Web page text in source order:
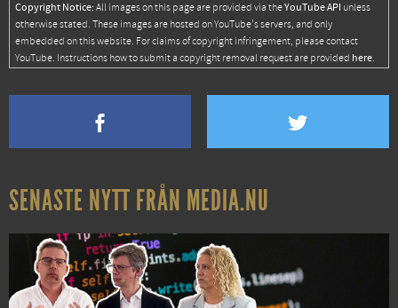
Copyright Notice: All images on this page are provided via theYouTube API unless
otherwise stated. These images are hosted on YouTube's servers, and only
embedded on this website. For claims of copyright infringement, please contact
YouTube. Instructions how to submit a copyright removal request are provided here.
SENASTE NYTT FRÅN MEDIA.NU